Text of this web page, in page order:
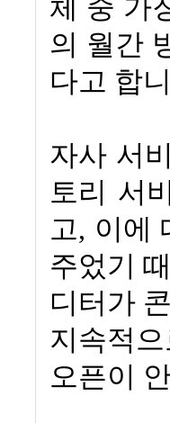
체 중 가
의 월간
다고 합
자사 서
토리
서
고, 이에
주었기
디터가
지속적
오픈이